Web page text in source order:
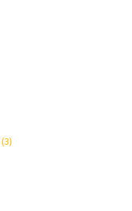
33